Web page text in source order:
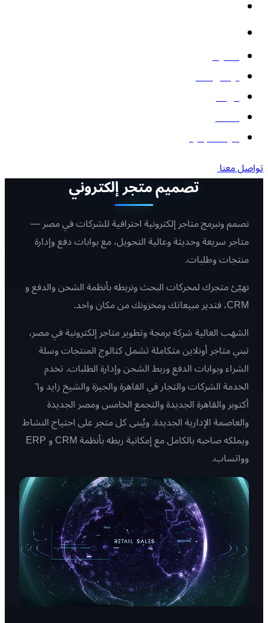
المدونة
تواصل معنا
من نحن
أعمالنا
أدوات مجانية
تواصل معنا
تصميم متجر إلكتروني
نصمم ونبرمج متاجر إلكترونية احترافية للشركات في مصر —
متاجر سريعة وحديثة وعالية التحويل، مع بوابات دفع وإدارة
منتجات وطلبات.
نهيّئ متجرك لمحركات البحث ونربطه بأنظمة الشحن والدفع و
CRM، فتدير مبيعاتك ومخزونك من مكان واحد.
الشهب العالية شركة برمجة وتطوير متاجر إلكترونية في مصر،
تبني متاجر أونلاين متكاملة تشمل كتالوج المنتجات وسلة
الشراء وبوابات الدفع وربط الشحن وإدارة الطلبات. تخدم
الخدمة الشركات والتجار في القاهرة والجيزة والشيخ زايد و٦
أكتوبر والقاهرة الجديدة والتجمع الخامس ومصر الجديدة
والعاصمة الإدارية الجديدة. ويُبنى كل متجر على احتياج النشاط
ويملكه صاحبه بالكامل مع إمكانية ربطه بأنظمة CRM و ERP
وواتساب.